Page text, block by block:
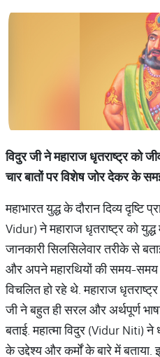
विदुर जी ने महाराज धृतराष्ट्र को
चार बातों पर विशेष जोर देकर के
महाभारत युद्ध के दौरान दिव्य दृष्टि
Vidur) ने महाराज धृतराष्ट्र को
जानकारी सिलसिलेवार तरीके से
और अपने महारथियों की समय-समय
विचलित हो रहे थे. महाराज
जी ने बहुत ही सरल और अर्थपूर्ण
बताई. महात्मा विदुर (Vidur Niti)
के उद्देश्य और कर्मों के बारे में